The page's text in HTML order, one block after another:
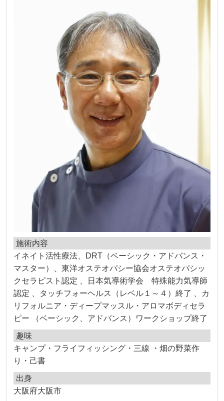
施術内容
イネイト活性療法、DRT（ベーシック・アドバンス・
マスター）、東洋オステオパシー協会オステオパシッ
クセラピスト認定 、日本気導術学会 特殊能力気導師
認定 、タッチフォーヘルス（レベル１～４）終了 、カ
リフォルニア・ディープマッスル・アロマボディセラ
ピー （ベーシック、アドバンス）ワークショップ終了
趣味
キャンプ・フライフィッシング・三線 ・畑の野菜作
り・己書
出身
大阪府大阪市